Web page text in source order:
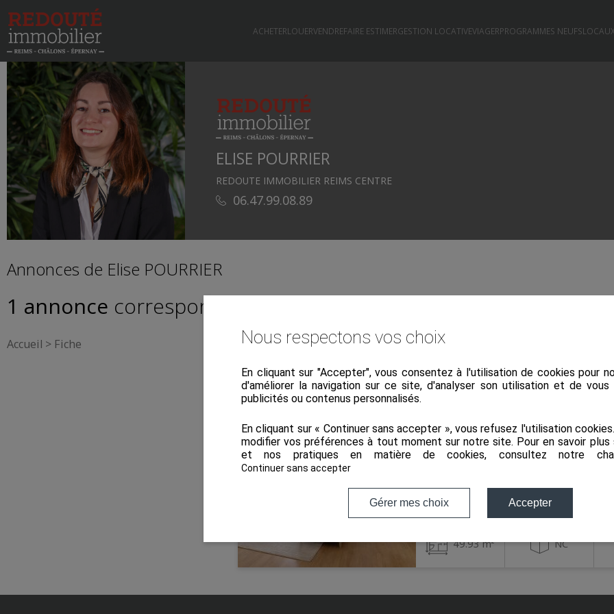
ACHETERLOUERVENDREFAIRE ESTIMERGESTION LOCATIVEVIAGERPROGRAMMES NEUFS
ELISE POURRIER
REDOUTE IMMOBILIER REIMS CENTRE
06.47.99.08.89
Annonces de Elise POURRIER
1 annonce correspond à vos critères
Accueil > Fiche
Exclusivité
Ref 2490-13419
REIMS
147 000 €
49.93 m² NC
Nous respectons vos choix
En cliquant sur "Accepter", vous consentez à l'utilisation de cookies pour
d'améliorer la navigation sur ce site, d'analyser son utilisation et de vous
publicités ou contenus personnalisés.
En cliquant sur « Continuer sans accepter », vous refusez l'utilisation
modifier vos préférences à tout moment sur notre site. Pour en savoir plus
et nos pratiques en matière de cookies, consultez notre
Continuer sans accepter
Gérer mes choix Accepter